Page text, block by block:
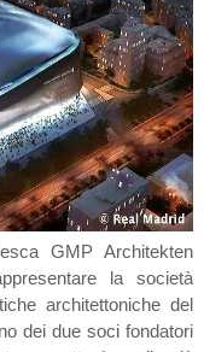
GMP Architekten
la società
architettoniche del
dei due soci fondatori